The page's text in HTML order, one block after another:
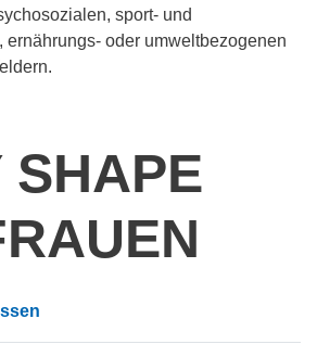
sport- und
ernährungs- oder umweltbezogenen
SHAPE